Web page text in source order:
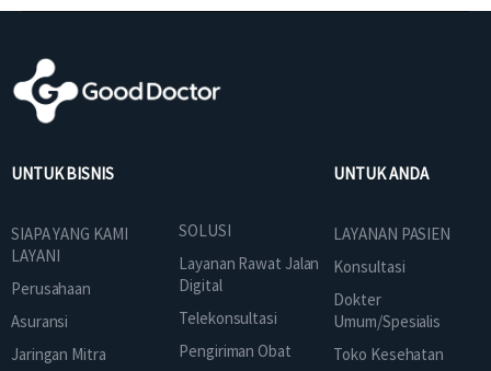
UNTUK BISNIS
SIAPA YANG KAMI
LAYANI
Perusahaan
Asuransi
Jaringan Mitra
SOLUSI
Layanan Rawat Jalan
Digital
Telekonsultasi
Pengiriman Obat
UNTUK ANDA
LAYANAN PASIEN
Konsultasi
Dokter
Umum/Spesialis
Toko Kesehatan